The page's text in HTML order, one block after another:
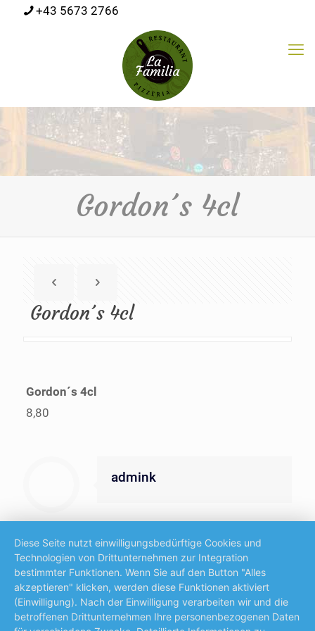
+43 5673 2766
Gordon´s 4cl
Gordon´s 4cl
Gordon´s 4cl
8,80
admink
© 2025 Restaurant & Pizzeria La Familia
Ehrwald. All Rights Reserved.Impressum|
Datenschutz
Diese Seite nutzt einwilligungsbedürftige Cookies und
Technologien von Drittunternehmen zur Integration
bestimmter Funktionen. Wenn Sie auf den Button "Alles
akzeptieren" klicken, werden diese Funktionen aktiviert
(Einwilligung). Nach der Einwilligung verarbeiten wir und die
betroffenen Drittunternehmen Ihre personenbezogenen Daten